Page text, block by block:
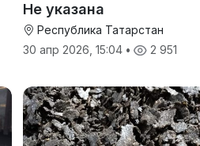
Не указана
Республика Татарстан
30 апр 2026, 15:04 • 2 951